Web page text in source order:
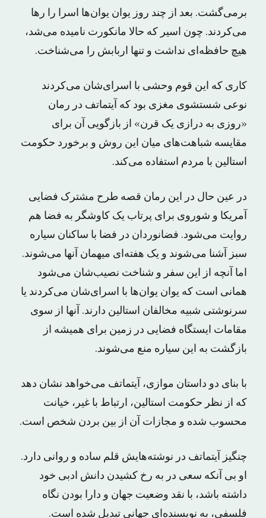
برمی‌گشت. بعد از چند روز یوان یوان‌ها اسرا را رها
می‌کردند. چون اسیر که حالا مانکورت نامیده می‌شد،
هیچ حافظه‌ای نداشت و تنها اربابش را می‌شناخت.
کاری که این قوم وحشی با اسرای‌شان می‌کردند
نوعی شستشوی مغزی بود که آیتماتف در رمان
«روزی به درازی یک قرن» از بازگویی آن برای
مقایسه شباهت‌های میان این روش و برخورد حکومت
استالین با مردم استفاده می‌کند.
در عین حال در این رمان قصه طرح مشترک فضایی
آمریکا و شوروی برای پرتاب یک کاوشگر به فضا هم
روایت می‌شود. فضانوردان در فضا با ساکنان سیاره
سبز آشنا می‌شوند و یک هفته‌ای میهمان آنها می‌شوند.
اما آنچه از این سفر و شناخت نصیب‌شان می‌شود
همانی‌ است که یوان‌ یوان‌ها با اسرای‌شان می‌کردند یا
سرنوشتی شبیه مخالفان استالین دارند. آنها از سوی
مقامات ایستگاه فضایی در زمین برای همیشه از
بازگشت به این سیاره منع می‌شوند.
با بنای دو داستان موازی، آیتماتف می‌خواهد نشان دهد
که از نظر حکومت استالین، ارتباط با غیر، خیانت
محسوب شده و مجازات آن از بین بردن شخص است.
چنگیز آیتماتف در نوشته‌هایش قلم ساده و روانی دارد.
او بی آنکه سعی در به رخ کشیدن دانش ادبی خود
داشته باشد، با نقد وضعیت جهان و دارا بودن نگاه
فلسفی، به نویسنده‌ای جهانی تبدیل شده است.